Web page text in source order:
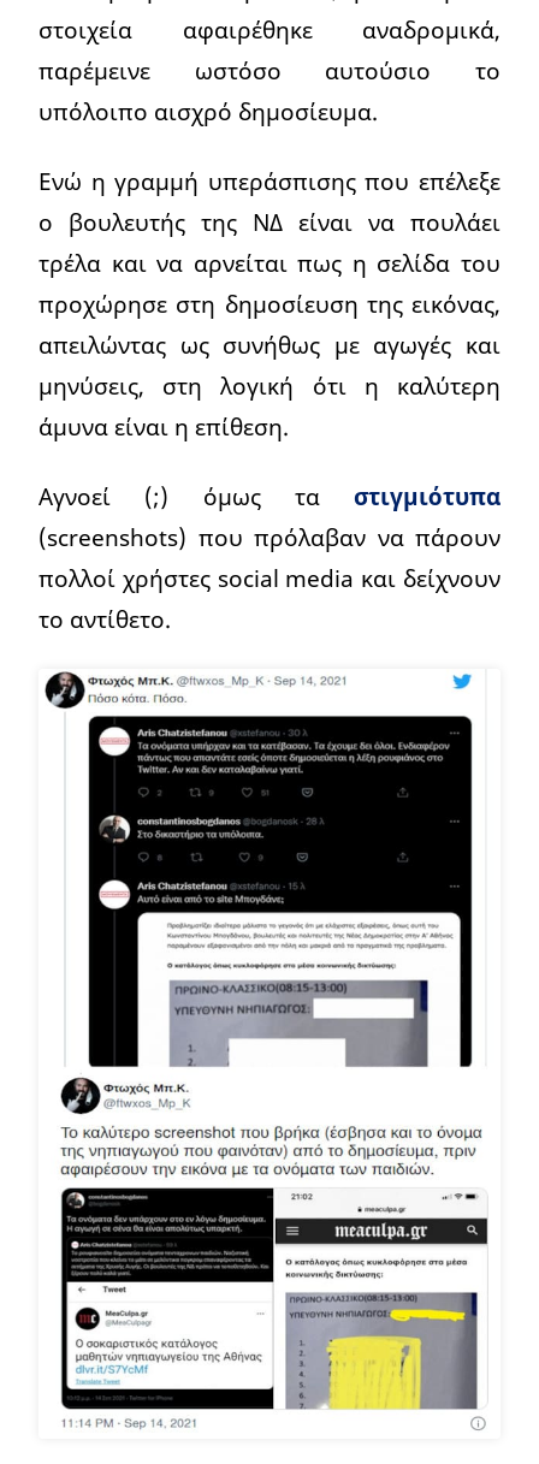
στοιχεία αφαιρέθηκε αναδρομικά,
παρέμεινε ωστόσο αυτούσιο το
υπόλοιπο αισχρό δημοσίευμα.
Ενώ η γραμμή υπεράσπισης που επέλεξε
ο βουλευτής της ΝΔ είναι να πουλάει
τρέλα και να αρνείται πως η σελίδα του
προχώρησε στη δημοσίευση της εικόνας,
απειλώντας ως συνήθως με αγωγές και
μηνύσεις, στη λογική ότι η καλύτερη
άμυνα είναι η επίθεση.
Αγνοεί (;) όμως τα στιγμιότυπα
(screenshots) που πρόλαβαν να πάρουν
πολλοί χρήστες social media και δείχνουν
το αντίθετο.